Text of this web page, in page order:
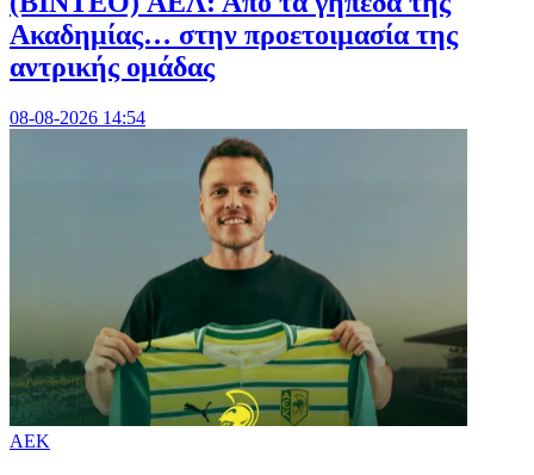
Ακαδημίας… στην προετοιμασία της
αντρικής ομάδας
08-08-2026 14:54
ΑΕΚ